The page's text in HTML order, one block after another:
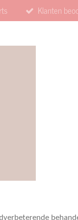
Klanten